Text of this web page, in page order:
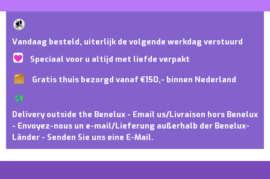
Vandaag besteld, uiterlijk de volgende werkdag verstuurd
Speciaal voor u altijd met liefde verpakt
Gratis thuis bezorgd vanaf €150,- binnen Nederland
Delivery outside the Benelux - Email us/Livraison hors Benelux
- Envoyez-nous un e-mail/Lieferung außerhalb der Benelux-
Länder - Senden Sie uns eine E-Mail.